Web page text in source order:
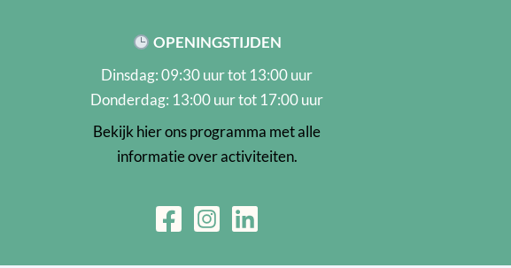
OPENINGSTIJDEN
Dinsdag: 09:30 uur tot 13:00 uur
Donderdag: 13:00 uur tot 17:00 uur
Bekijk hier ons programma met alle
informatie over activiteiten.